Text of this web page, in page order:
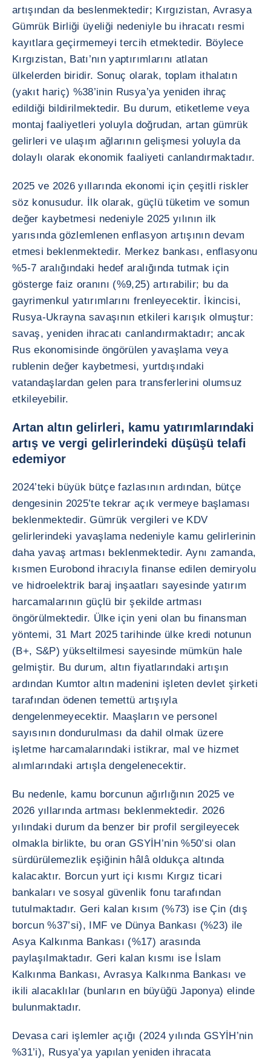
artışından da beslenmektedir; Kırgızistan, Avrasya
Gümrük Birliği üyeliği nedeniyle bu ihracatı resmi
kayıtlara geçirmemeyi tercih etmektedir. Böylece
Kırgızistan, Batı’nın yaptırımlarını atlatan
ülkelerden biridir. Sonuç olarak, toplam ithalatın
(yakıt hariç) %38’inin Rusya’ya yeniden ihraç
edildiği bildirilmektedir. Bu durum, etiketleme veya
montaj faaliyetleri yoluyla doğrudan, artan gümrük
gelirleri ve ulaşım ağlarının gelişmesi yoluyla da
dolaylı olarak ekonomik faaliyeti canlandırmaktadır.
2025 ve 2026 yıllarında ekonomi için çeşitli riskler
söz konusudur. İlk olarak, güçlü tüketim ve somun
değer kaybetmesi nedeniyle 2025 yılının ilk
yarısında gözlemlenen enflasyon artışının devam
etmesi beklenmektedir. Merkez bankası, enflasyonu
%5-7 aralığındaki hedef aralığında tutmak için
gösterge faiz oranını (%9,25) artırabilir; bu da
gayrimenkul yatırımlarını frenleyecektir. İkincisi,
Rusya-Ukrayna savaşının etkileri karışık olmuştur:
savaş, yeniden ihracatı canlandırmaktadır; ancak
Rus ekonomisinde öngörülen yavaşlama veya
rublenin değer kaybetmesi, yurtdışındaki
vatandaşlardan gelen para transferlerini olumsuz
etkileyebilir.
Artan altın gelirleri, kamu yatırımlarındaki
artış ve vergi gelirlerindeki düşüşü telafi
edemiyor
2024’teki büyük bütçe fazlasının ardından, bütçe
dengesinin 2025’te tekrar açık vermeye başlaması
beklenmektedir. Gümrük vergileri ve KDV
gelirlerindeki yavaşlama nedeniyle kamu gelirlerinin
daha yavaş artması beklenmektedir. Aynı zamanda,
kısmen Eurobond ihracıyla finanse edilen demiryolu
ve hidroelektrik baraj inşaatları sayesinde yatırım
harcamalarının güçlü bir şekilde artması
öngörülmektedir. Ülke için yeni olan bu finansman
yöntemi, 31 Mart 2025 tarihinde ülke kredi notunun
(B+, S&P) yükseltilmesi sayesinde mümkün hale
gelmiştir. Bu durum, altın fiyatlarındaki artışın
ardından Kumtor altın madenini işleten devlet şirketi
tarafından ödenen temettü artışıyla
dengelenmeyecektir. Maaşların ve personel
sayısının dondurulması da dahil olmak üzere
işletme harcamalarındaki istikrar, mal ve hizmet
alımlarındaki artışla dengelenecektir.
Bu nedenle, kamu borcunun ağırlığının 2025 ve
2026 yıllarında artması beklenmektedir. 2026
yılındaki durum da benzer bir profil sergileyecek
olmakla birlikte, bu oran GSYİH’nin %50’si olan
sürdürülemezlik eşiğinin hâlâ oldukça altında
kalacaktır. Borcun yurt içi kısmı Kırgız ticari
bankaları ve sosyal güvenlik fonu tarafından
tutulmaktadır. Geri kalan kısım (%73) ise Çin (dış
borcun %37’si), IMF ve Dünya Bankası (%23) ile
Asya Kalkınma Bankası (%17) arasında
paylaşılmaktadır. Geri kalan kısmı ise İslam
Kalkınma Bankası, Avrasya Kalkınma Bankası ve
ikili alacaklılar (bunların en büyüğü Japonya) elinde
bulunmaktadır.
Devasa cari işlemler açığı (2024 yılında GSYİH’nin
%31’i), Rusya’ya yapılan yeniden ihracata